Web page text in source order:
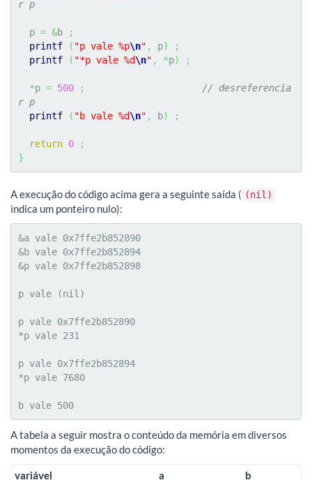
r p
  p
= &b
;
printf
( "p vale %p\n" , p)
;
printf
( "*p vale %d\n" , *p) ;
*p = 500 ;
// desreferencia
r p
printf
( "b vale %d\n" , b) ;
return 0
;
}
A execução do código acima gera a seguinte saída ( (nil)
indica um ponteiro nulo):
&a vale 0x7ffe2b852890
&b vale 0x7ffe2b852894
&p vale 0x7ffe2b852898
p vale (nil)
p vale 0x7ffe2b852890
*p vale 231
p vale 0x7ffe2b852894
*p vale 7680
b vale 500
A tabela a seguir mostra o conteúdo da memória em diversos
momentos da execução do código:
variável a
b